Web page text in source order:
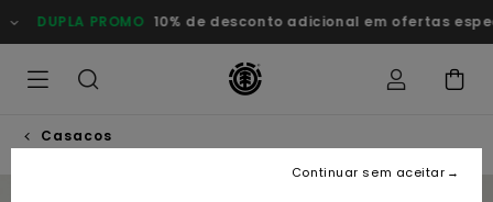
para
a
DUPLA PROMO 10% de desconto adicional em ofertas
Casacos
Continuar sem aceitar